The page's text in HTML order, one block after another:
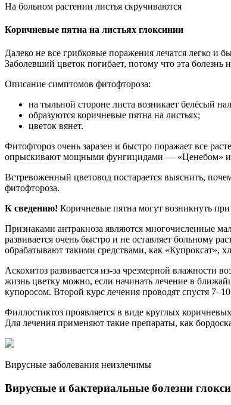
На больном растении листья скручиваются
Коричневые пятна на листьях глоксинии
Далеко не все грибковые поражения лечатся легко и
Заболевший цветок погибает, потому что эта болезнь
Описание симптомов фитофтороза:
на тыльной стороне листа возникает белёсый
образуются коричневые пятна на листьях;
цветок вянет.
Фитофтороз очень заразен и быстро поражает все
опрыскивают мощными фунгицидами — «Ценебом» и
Встревоженный цветовод постарается выяснить,
фитофтороза.
К сведению! Коричневые пятна могут возникнуть при
Признаками антракноза являются многочисленные
развивается очень быстро и не оставляет больному
обрабатывают такими средствами, как «Купроксат»,
Аскохитоз развивается из-за чрезмерной влажности
жизнь цветку можно, если начинать лечение в
купоросом. Второй курс лечения проводят спустя
Филлостиктоз проявляется в виде круглых
Для лечения применяют такие препараты, как
Вирусные заболевания неизлечимы
Вирусные и бактериальные болезни